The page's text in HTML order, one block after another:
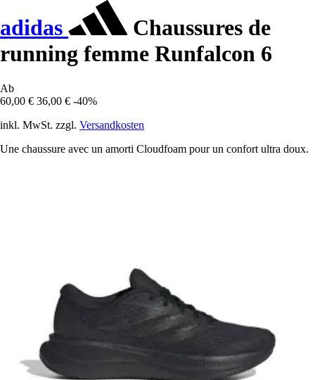
adidas
Chaussures de
running femme Runfalcon 6
Ab
60,00 € 36,00 € -40%
inkl. MwSt. zzgl. Versandkosten
Une chaussure avec un amorti Cloudfoam pour un confort ultra doux.